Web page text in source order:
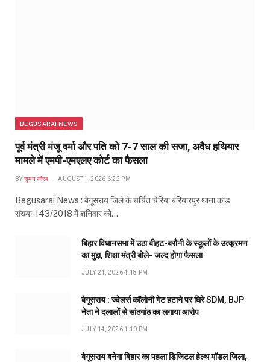
BEGUSARAI NEWS
पूर्व मंत्री मंजू वर्मा और पति को 7-7 साल की सजा, अवैध हथियार
मामले में एमपी-एमएलए कोर्ट का फैसला
BY सुमन सौरब AUGUST 1, 2026 6:22 PM
Begusarai News : बेगूसराय जिले के चर्चित चेरिया बरियारपुर थाना कांड
संख्या-143/2018 में शनिवार को…
बिहार विधानसभा में उठा बीहट-बरौनी के स्कूलों के उत्क्रमण
का मुद्दा, शिक्षा मंत्री बोले- जल्द होगा फैसला
JULY 21, 2026 4:18 PM
बेगूसराय : ज्वेलर्स कॉलोनी गेट हटाने पर घिरे SDM, BJP
नेता ने दलालों से सांठगांठ का लगाया आरोप
JULY 14, 2026 1:10 PM
बेगूसराय बनेगा बिहार का पहला डिजिटल हेल्थ मॉडल जिला,